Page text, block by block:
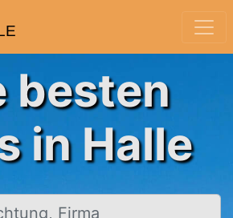
besten
in Halle
Firma